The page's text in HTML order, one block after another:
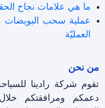
ما هي علامات نجاح
عملية سحب البويضات
العمليّة
من نحن
تقوم شركة رادينا
دعمكم ومرافقتکم